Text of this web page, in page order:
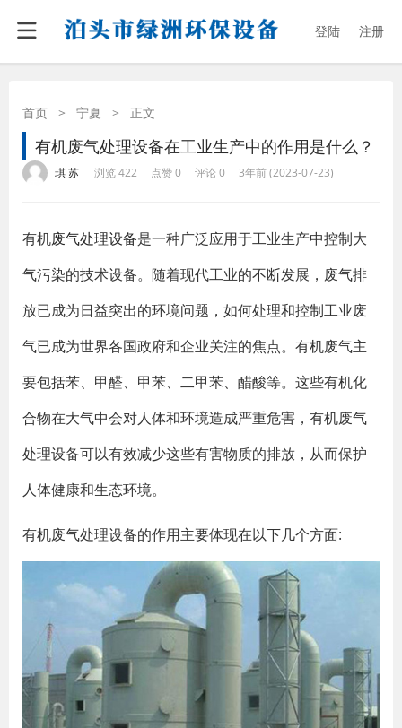
登陆 注册
首页 > 宁夏 > 正文
有机废气处理设备在工业生产中的作用是什么？
琪 苏 浏览 422 点赞 0 评论 0 3年前 (2023-07-23)
有机废气处理设备是一种广泛应用于工业生产中控制大
气污染的技术设备。随着现代工业的不断发展，废气排
放已成为日益突出的环境问题，如何处理和控制工业废
气已成为世界各国政府和企业关注的焦点。有机废气主
要包括苯、甲醛、甲苯、二甲苯、醋酸等。这些有机化
合物在大气中会对人体和环境造成严重危害，有机废气
处理设备可以有效减少这些有害物质的排放，从而保护
人体健康和生态环境。
有机废气处理设备的作用主要体现在以下几个方面: